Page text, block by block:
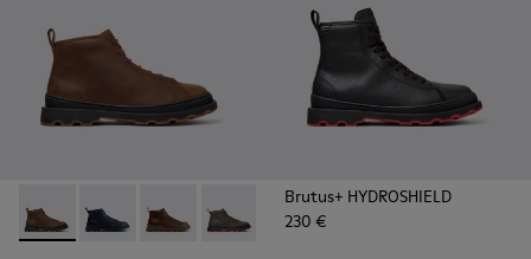
Brutus+ - K300535-002 - Bottines en nubuck marron pour
Brutus+ - K300535-006
Brutus+ - K300535-005 - Bottines en cuir
Brutus+ - K300535-003 - Bottines en
Brutus+ - K300535-001 -
Brutus+ HYDROSHIELD
230 €